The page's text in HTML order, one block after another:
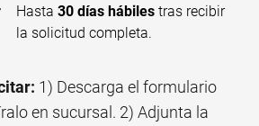
Hasta 30 días hábiles tras recibir
la solicitud completa.
1) Descarga el formulario
en sucursal. 2) Adjunta la